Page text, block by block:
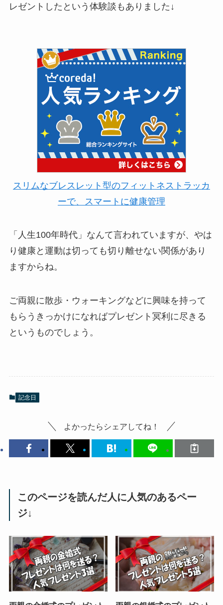
レゼントしたという体験談もありました↓
スリムなブレスレット型のフィットネストラッカ
ーで、スマートに健康管理
「人生100年時代」なんて言われていますが、やは
り健康と運動は切っても切り離せない関係があり
ますからね。
ご両親に散歩・ウォーキングなどに興味を持って
もらうきっかけになればプレゼント冥利に尽きる
というものでしょう。
記念日
よかったらシェアしてね！
このページを読んだ人に人気のあるペー
ジ↓